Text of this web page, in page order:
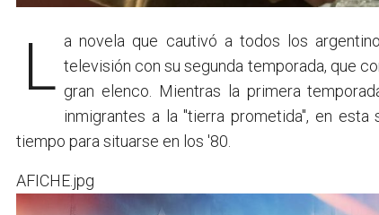
La novela que cautivó a todos los
televisión con su segunda temporada, que
gran elenco. Mientras la primera
inmigrantes a la "tierra prometida", en
tiempo para situarse en los '80.
AFICHE.jpg